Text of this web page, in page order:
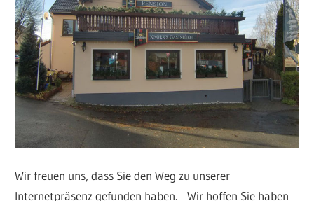
Wir freuen uns, dass Sie den Weg zu unserer
Internetpräsenz gefunden haben. Wir hoffen Sie haben